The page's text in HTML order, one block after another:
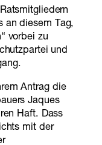
an diesem Tag,
vorbei zu
und
Antrag die
Jaques
Haft. Dass
mit der